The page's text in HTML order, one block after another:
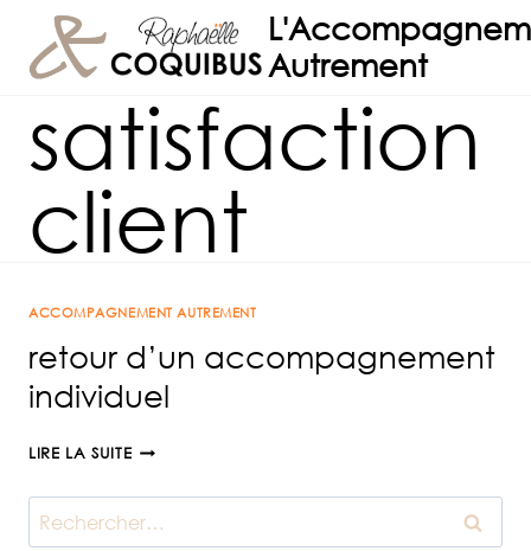
contenu
Autrement
satisfaction
client
ACCOMPAGNEMENT AUTREMENT
retour d’un accompagnement
individuel
LIRE LA SUITERETOUR
ACCOMPAGNEMENT
INDIVIDUEL
Rechercher :